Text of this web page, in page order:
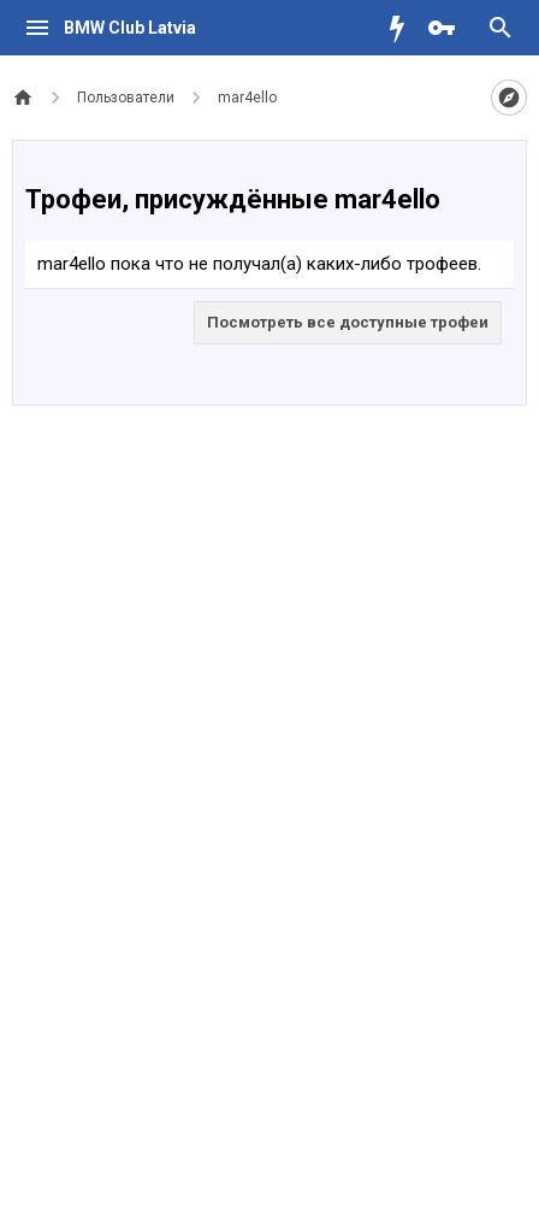
BMW Club Latvia
Пользователи mar4ello
Трофеи, присуждённые mar4ello
mar4ello пока что не получал(а) каких-либо трофеев.
Посмотреть все доступные трофеи